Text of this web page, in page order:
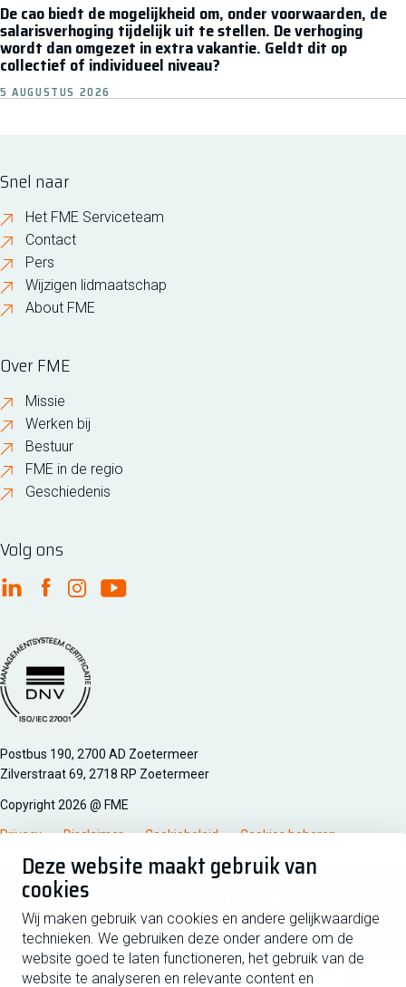
Deze website maakt gebruik van
cookies
Wij maken gebruik van cookies en andere gelijkwaardige
technieken. We gebruiken deze onder andere om de
website goed te laten functioneren, het gebruik van de
website te analyseren en relevante content en
De cao biedt de mogelijkheid om, onder voorwaarden, de
salarisverhoging tijdelijk uit te stellen. De verhoging
wordt dan omgezet in extra vakantie. Geldt dit op
collectief of individueel niveau?
5 AUGUSTUS 2026
Snel naar
Het FME Serviceteam
Contact
Pers
Wijzigen lidmaatschap
About FME
Over FME
Missie
Werken bij
Bestuur
FME in de regio
Geschiedenis
Volg ons
FME Linkedin
FME Facebook
FME Instagram
FME Youtube
Managementsyteem certificatie DNV iso/iec 27001
Postbus 190, 2700 AD Zoetermeer
Zilverstraat 69, 2718 RP Zoetermeer
Copyright 2026 @ FME
Privacy Disclaimer Cookiebeleid Cookies beheren
Schrijf je in voor de nieuwsbrief
Voornaam